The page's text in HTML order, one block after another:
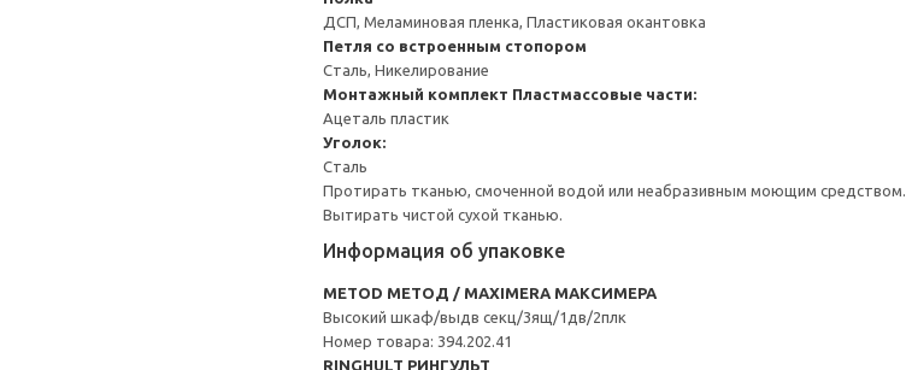
ДСП, Меламиновая пленка, Пластиковая окантовка
Петля со встроенным стопором
Сталь, Никелирование
Монтажный комплект Пластмассовые части:
Ацеталь пластик
Уголок:
Сталь
Протирать тканью, смоченной водой или неабразивным моющим средством.
Вытирать чистой сухой тканью.
Информация об упаковке
METOD МЕТОД / MAXIMERA МАКСИМЕРА
Высокий шкаф/выдв секц/3ящ/1дв/2плк
Номер товара: 394.202.41
RINGHULT РИНГУЛЬТ